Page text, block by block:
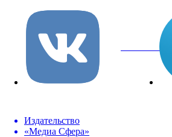
вКонтакте
Издательство
«Медиа Сфера»